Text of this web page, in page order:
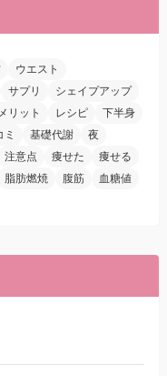
ウエスト
サプリ
シェイプアップ
メリット レシピ
下半身
ミ 基礎代謝
夜
注意点 痩せた
痩せる
脂肪燃焼 腹筋
血糖値